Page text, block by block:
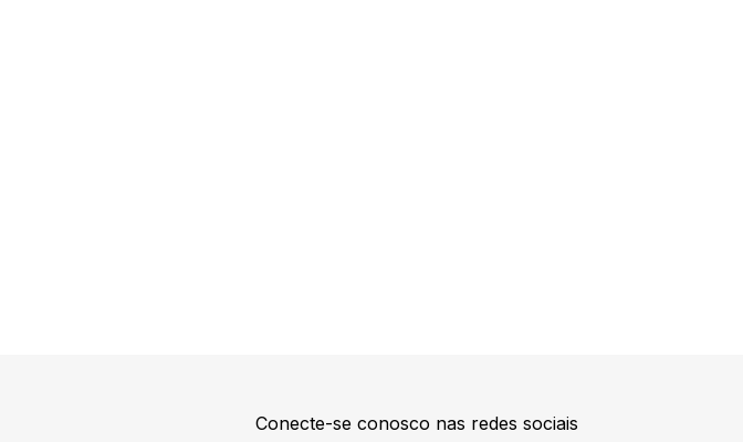
Conecte-se conosco nas redes sociais